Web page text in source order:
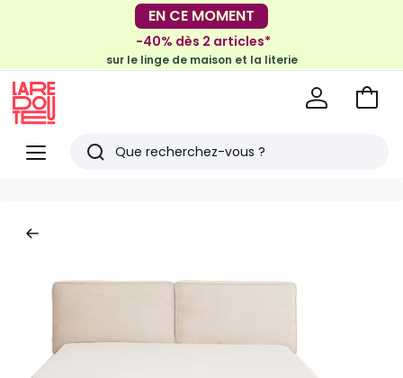
-30€ tous les 100€*
sur le meuble & la déco
EN CE MOMENT
-40% dès 2 articles*
sur le linge de maison et la literie
Menu
Redoute
Rechercher
Voir